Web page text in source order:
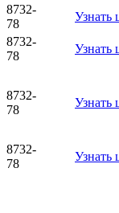
8732-
78
Узнать
8732-
78
Узнать
8732-
78
Узнать
8732-
78
Узнать